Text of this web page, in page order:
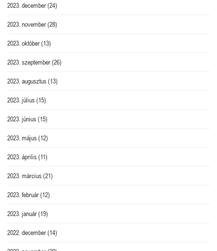
2023. december(24)
2023. november(28)
2023. október(13)
2023. szeptember(26)
2023. augusztus(13)
2023. július(15)
2023. június(15)
2023. május(12)
2023. április(11)
2023. március(21)
2023. február(12)
2023. január(19)
2022. december(14)